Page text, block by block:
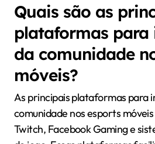
Quais são as
plataformas para
da comunidade
móveis?
As principais plataformas para
comunidade nos esports
Twitch, Facebook Gaming e